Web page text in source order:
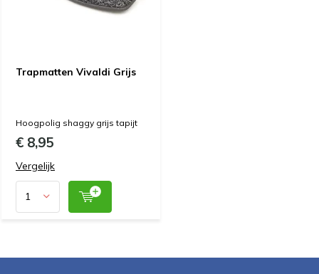
Trapmatten Vivaldi Grijs
Hoogpolig shaggy grijs tapijt
€ 8,95
Vergelijk